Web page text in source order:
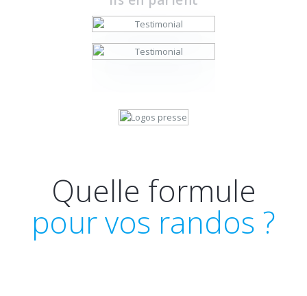
Quelle formule
pour vos randos ?